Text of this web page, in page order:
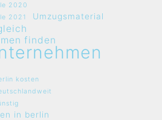
2020
2021
Umzugsmaterial
finden
kosten
in berlin